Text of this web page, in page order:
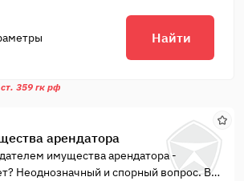
Найти
359 гк рф
арендатора
имущества арендатора -
Неоднозначный и спорный вопрос. В